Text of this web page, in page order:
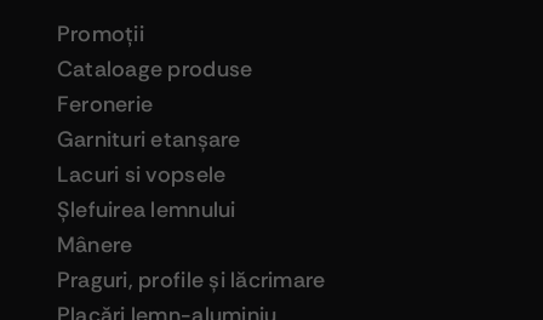
Promoţii
Cataloage produse
Feronerie
Garnituri etanşare
Lacuri si vopsele
Şlefuirea lemnului
Mânere
Praguri, profile şi lăcrimare